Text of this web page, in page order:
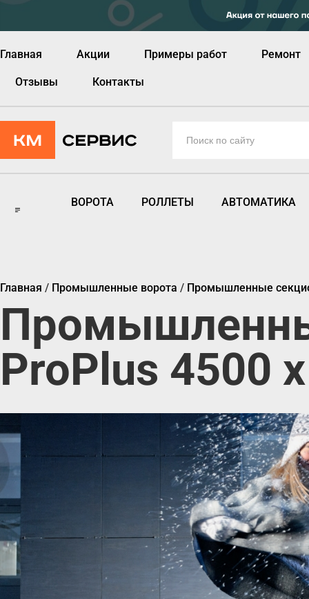
Главная Акции Примеры работ Ремонт
Отзывы Контакты
ВОРОТА РОЛЛЕТЫ АВТОМАТИКА
Главная / Промышленные ворота / Промышленные
ProPlus 4500